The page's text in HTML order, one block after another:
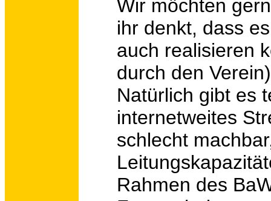
Wir möchten
ihr denkt, dass
auch realisieren
durch den
Natürlich gibt es
internetweites
schlecht
Rahmen des